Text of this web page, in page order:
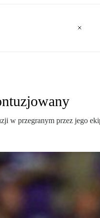
w przegranym przez jego